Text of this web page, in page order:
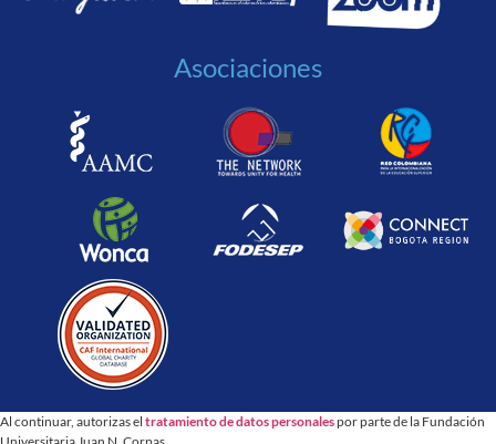
Asociaciones
Al continuar, autorizas el tratamiento de datos personalespor parte de la Fundación